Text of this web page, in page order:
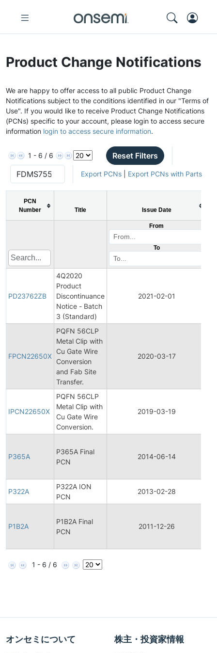
Product Change Notifications
We are happy to offer access to all public Product Change
Notifications subject to the conditions identified in our "Terms of
Use". If you would like to receive Product Change Notifications
(PCNs) specific to your account, please login to access secure
information login to access secure information.
1 - 6 / 6 Reset Filters
Export PCNs| Export PCNs with Parts
PCN
Number
Title Issue Date
From
To
PD23762ZB
4Q2020
Product
Discontinuance
Notice - Batch
3 (Standard)
2021-02-01
FPCN22650X
PQFN 56CLP
Metal Clip with
Cu Gate Wire
Conversion
and Fab Site
Transfer.
2020-03-17
IPCN22650X
PQFN 56CLP
Metal Clip with
Cu Gate Wire
Conversion.
2019-03-19
P365A
P365A Final
PCN
2014-06-14
P322A
P322A ION
PCN
2013-02-28
P1B2A
P1B2A Final
PCN
2011-12-26
1 - 6 / 6
オンセミについて 株主・投資家情報